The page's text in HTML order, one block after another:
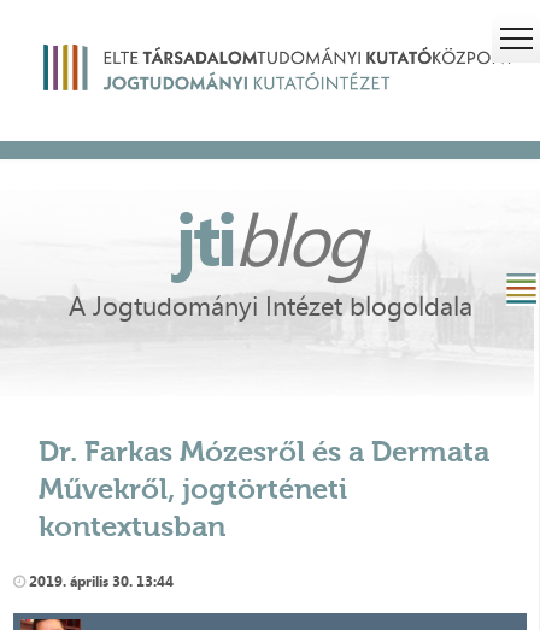
jtiblog
A Jogtudományi Intézet blogoldala
Dr. Farkas Mózesről és a Dermata
Művekről, jogtörténeti
kontextusban
2019. április 30. 13:44